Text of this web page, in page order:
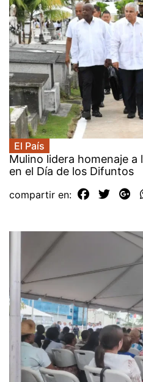
El País
Mulino lidera homenaje a
en el Día de los Difuntos
compartir en: